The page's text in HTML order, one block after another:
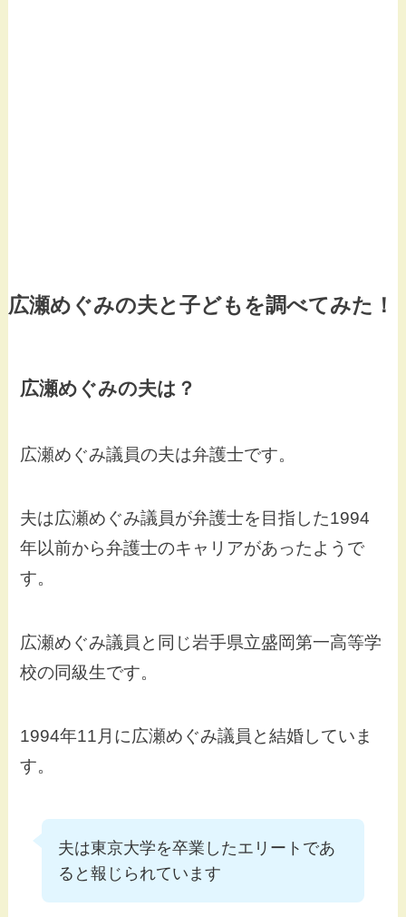
広瀬めぐみの夫と子どもを調べてみた！
広瀬めぐみの夫は？
広瀬めぐみ議員の夫は弁護士です。
夫は広瀬めぐみ議員が弁護士を目指した1994
年以前から弁護士のキャリアがあったようで
す。
広瀬めぐみ議員と同じ岩手県立盛岡第一高等学
校の同級生です。
1994年11月に広瀬めぐみ議員と結婚していま
す。
夫は東京大学を卒業したエリートであ
ると報じられています